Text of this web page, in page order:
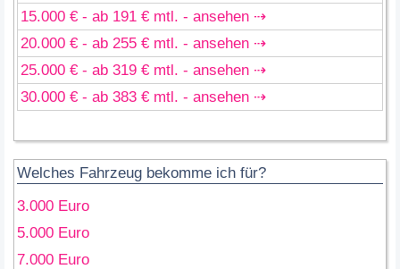
15.000 € - ab 191 € mtl. - ansehen ⇢
20.000 € - ab 255 € mtl. - ansehen ⇢
25.000 € - ab 319 € mtl. - ansehen ⇢
30.000 € - ab 383 € mtl. - ansehen ⇢
Welches Fahrzeug bekomme ich für?
3.000 Euro
5.000 Euro
7.000 Euro